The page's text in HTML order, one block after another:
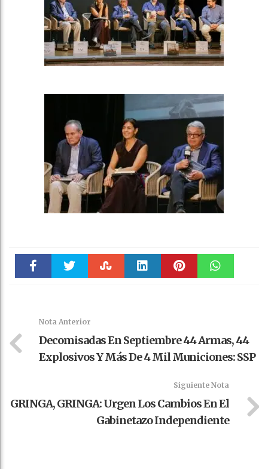
Nota Anterior
Decomisadas En Septiembre 44 Armas, 44
Explosivos Y Más De 4 Mil Municiones: SSP
Siguiente Nota
GRINGA, GRINGA: Urgen Los Cambios En El
Gabinetazo Independiente